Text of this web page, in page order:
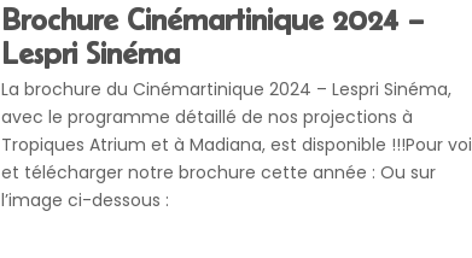
Brochure Cinémartinique 2024 –
Lespri Sinéma
La brochure du Cinémartinique 2024 – Lespri Sinéma,
avec le programme détaillé de nos projections à
Tropiques Atrium et à Madiana, est disponible !!!Pour
et télécharger notre brochure cette année : Ou sur
l’image ci-dessous :